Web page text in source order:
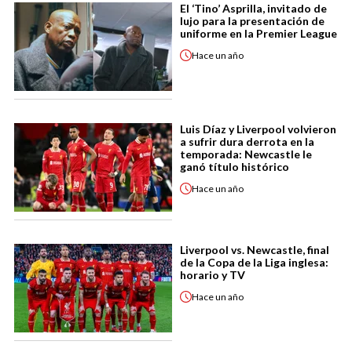
El ‘Tino’ Asprilla, invitado de
lujo para la presentación de
uniforme en la Premier League
Haceun año
Luis Díaz y Liverpool volvieron
a sufrir dura derrota en la
temporada: Newcastle le
ganó título histórico
Haceun año
Liverpool vs. Newcastle, final
de la Copa de la Liga inglesa:
horario y TV
Haceun año